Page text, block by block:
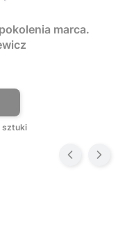
marca.
sztuki